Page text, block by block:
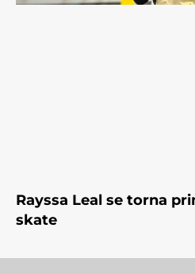
Rayssa Leal se torna
skate